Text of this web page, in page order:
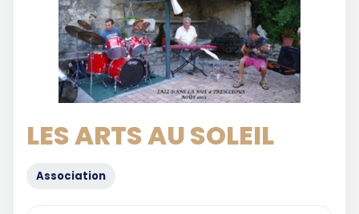
LES ARTS AU SOLEIL
Association